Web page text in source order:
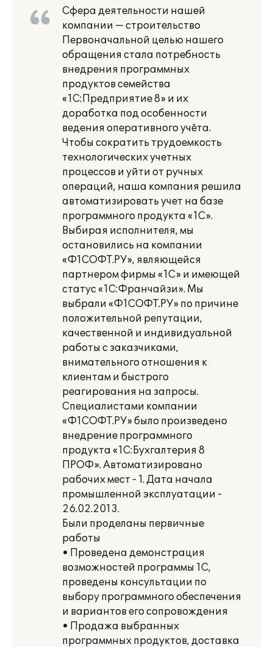
Сфера деятельности нашей
компании — строительство
Первоначальной целью нашего
обращения стала потребность
внедрения программных
продуктов семейства
«1С:Предприятие 8» и их
доработка под особенности
ведения оперативного учёта.
Чтобы сократить трудоемкость
технологических учетных
процессов и уйти от ручных
операций, наша компания решила
автоматизировать учет на базе
программного продукта «1С».
Выбирая исполнителя, мы
остановились на компании
«Ф1СОФТ.РУ», являющейся
партнером фирмы «1С» и имеющей
статус «1С:Франчайзи». Мы
выбрали «Ф1СОФТ.РУ» по причине
положительной репутации,
качественной и индивидуальной
работы с заказчиками,
внимательного отношения к
клиентам и быстрого
реагирования на запросы.
Специалистами компании
«Ф1СОФТ.РУ» было произведено
внедрение программного
продукта «1С:Бухгалтерия 8
ПРОФ». Автоматизировано
рабочих мест - 1. Дата начала
промышленной эксплуатации -
26.02.2013.
Были проделаны первичные
работы
• Проведена демонстрация
возможностей программы 1С,
проведены консультации по
выбору программного обеспечения
и вариантов его сопровождения
• Продажа выбранных
программных продуктов, доставка